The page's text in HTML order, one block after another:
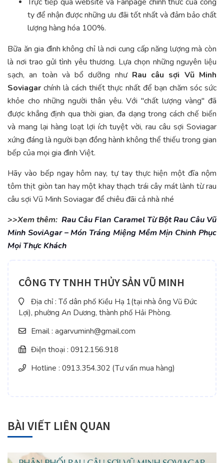
ty để nhận được những ưu đãi tốt nhất và đảm bảo chất
lượng hàng hóa 100%.
Bữa ăn gia đình không chỉ là nơi cung cấp năng lượng mà còn
là nơi trao gửi tình yêu thương. Lựa chọn những nguyên liệu
sạch, an toàn và bổ dưỡng như Rau câu sợi Vũ Minh
Soviagar chính là cách thiết thực nhất để bạn chăm sóc sức
khỏe cho những người thân yêu. Với "chất lượng vàng" đã
được khẳng định qua thời gian, đa dạng trong cách chế biến
và mang lại hàng loạt lợi ích tuyệt vời, rau câu sợi Soviagar
xứng đáng là người bạn đồng hành không thể thiếu trong gian
bếp của mọi gia đình Việt.
Hãy vào bếp ngay hôm nay, tự tay thực hiện một đĩa nộm
tôm thịt giòn tan hay một khay thạch trái cây mát lành từ rau
câu sợi Vũ Minh Soviagar để chiêu đãi cả nhà nhé
>>Xem thêm:Rau Câu Flan Caramel Từ Bột Rau Câu Vũ
Minh SoviAgar – Món Tráng Miệng Mềm Mịn Chinh Phục
Mọi Thực Khách
CÔNG TY TNHH THỦY SẢN VŨ MINH
Địa chỉ : Tổ dân phố Kiều Hạ 1(tại nhà ông Vũ Đức
Lợi), phường An Dương, thành phố Hải Phòng.
Email : agarvuminh@gmail.com
Điện thoại : 0912.156.918
Hotline : 0913.354.302 (Tư vấn mua hàng)
BÀI VIẾT LIÊN QUAN